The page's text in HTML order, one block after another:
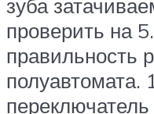
зуба
проверить на
правильность